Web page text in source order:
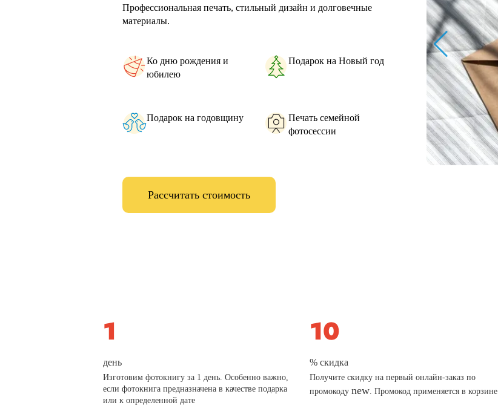
Профессиональная печать, стильный дизайн и долговечные
материалы.
Ко дню рождения и
юбилею
Подарок на Новый год
Подарок на годовщину
Печать семейной
фотосессии
Рассчитать стоимость
день
Изготовим фотокнигу за 1 день. Особенно важно,
если фотокнига предназначена в качестве подарка
или к определенной дате
% скидка
Получите скидку на первый онлайн-заказ по
промокодуnew . Промокод применяется в корзине